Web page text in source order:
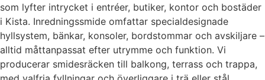
som lyfter intrycket i entréer, butiker, kontor och bostäder
i Kista. Inredningssmide omfattar specialdesignade
hyllsystem, bänkar, konsoler, bordstommar och avskiljare –
alltid måttanpassat efter utrymme och funktion. Vi
producerar smidesräcken till balkong, terrass och trappa,